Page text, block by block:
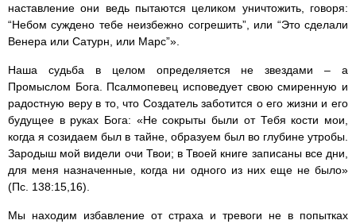
наставление они ведь пытаются целиком уничтожить, говоря:
“Небом суждено тебе неизбежно согрешить”, или “Это сделали
Венера или Сатурн, или Марс”».
Наша судьба в целом определяется не звездами – а
Промыслом Бога. Псалмопевец исповедует свою смиренную и
радостную веру в то, что Создатель заботится о его жизни и его
будущее в руках Бога: «Не сокрыты были от Тебя кости мои,
когда я созидаем был в тайне, образуем был во глубине утробы.
Зародыш мой видели очи Твои; в Твоей книге записаны все дни,
для меня назначенные, когда ни одного из них еще не было»
(Пс. 138:15,16).
Мы находим избавление от страха и тревоги не в попытках